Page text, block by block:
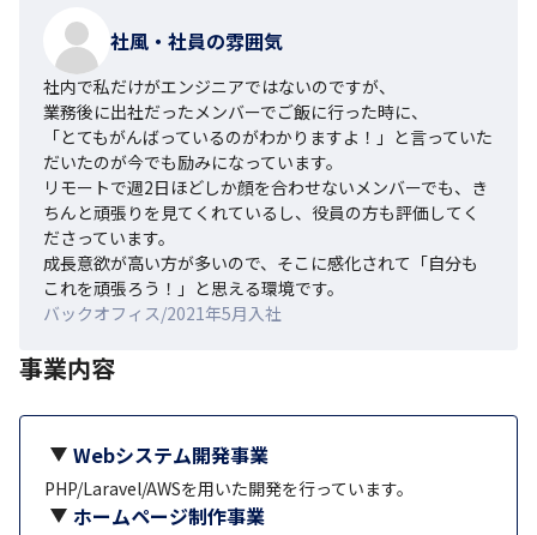
社風・社員の雰囲気
社内で私だけがエンジニアではないのですが、
業務後に出社だったメンバーでご飯に行った時に、
「とてもがんばっているのがわかりますよ！」と言っていた
だいたのが今でも励みになっています。
リモートで週2日ほどしか顔を合わせないメンバーでも、き
ちんと頑張りを見てくれているし、役員の方も評価してく
ださっています。
成長意欲が高い方が多いので、そこに感化されて「自分も
これを頑張ろう！」と思える環境です。
バックオフィス/2021年5月入社
事業内容
Webシステム開発事業
PHP/Laravel/AWSを用いた開発を行っています。
ホームページ制作事業